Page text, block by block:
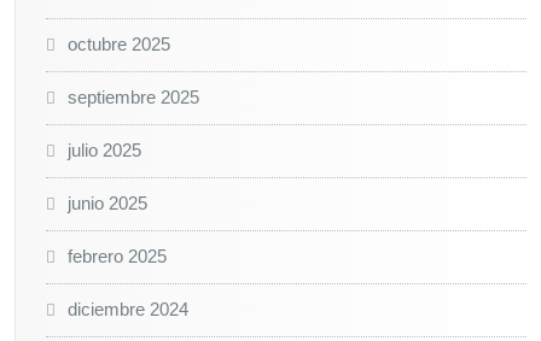
octubre 2025
septiembre 2025
julio 2025
junio 2025
febrero 2025
diciembre 2024